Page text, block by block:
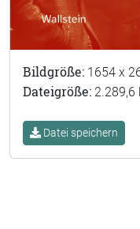
Bildgröße: 1654 x
Dateigröße: 2.289,6
Datei speichern